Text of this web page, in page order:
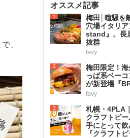
、
オススメ記事
1
梅田│喧騒を
穴場イタリ
stand』。長
抜群
favy
2
梅田限定！海
っぱ系ベー
が新登場『
favy
3
札幌・4PLA
クラフトビ
手にとって
『クラフト